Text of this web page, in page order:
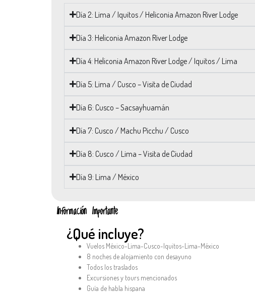
Día 2: Lima / Iquitos / Heliconia Amazon River Lodge
Día 3: Heliconia Amazon River Lodge
Día 4: Heliconia Amazon River Lodge / Iquitos / Lima
Día 5: Lima / Cusco – Visita de Ciudad
Día 6: Cusco – Sacsayhuamán
Día 7: Cusco / Machu Picchu / Cusco
Día 8: Cusco / Lima – Visita de Ciudad
Día 9: Lima / México
Información Importante
¿Qué incluye?
Vuelos México-Lima-Cusco-Iquitos-Lima-México
8 noches de alojamiento con desayuno
Todos los traslados
Excursiones y tours mencionados
Guía de habla hispana